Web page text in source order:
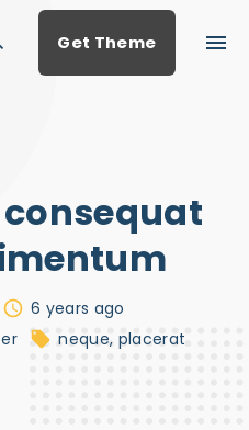
Get Theme
6 years ago
neque placerat